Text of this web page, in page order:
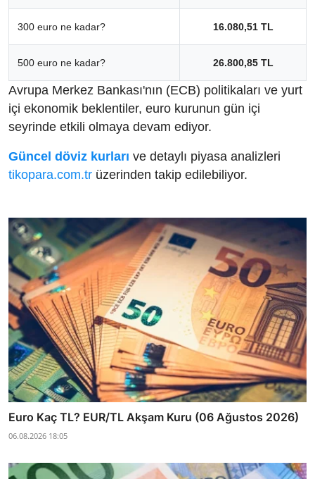
300 euro ne kadar? 16.080,51 TL
500 euro ne kadar? 26.800,85 TL
Avrupa Merkez Bankası'nın (ECB) politikaları ve yurt
içi ekonomik beklentiler, euro kurunun gün içi
seyrinde etkili olmaya devam ediyor.
Güncel döviz kurları ve detaylı piyasa analizleri
tikopara.com.tr üzerinden takip edilebiliyor.
Euro Kaç TL? EUR/TL Akşam Kuru (06 Ağustos 2026)
06.08.2026 18:05